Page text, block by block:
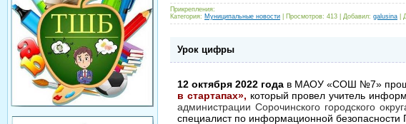
Прикрепления:
Категория: Муниципальные новости Просмотров: 413 | Добавил: galusina
Урок цифры
12 октября 2022 года в МАОУ «СОШ №7»
в стартапах», который провел учитель
администрации Сорочинского городского
специалист по информационной безопасности